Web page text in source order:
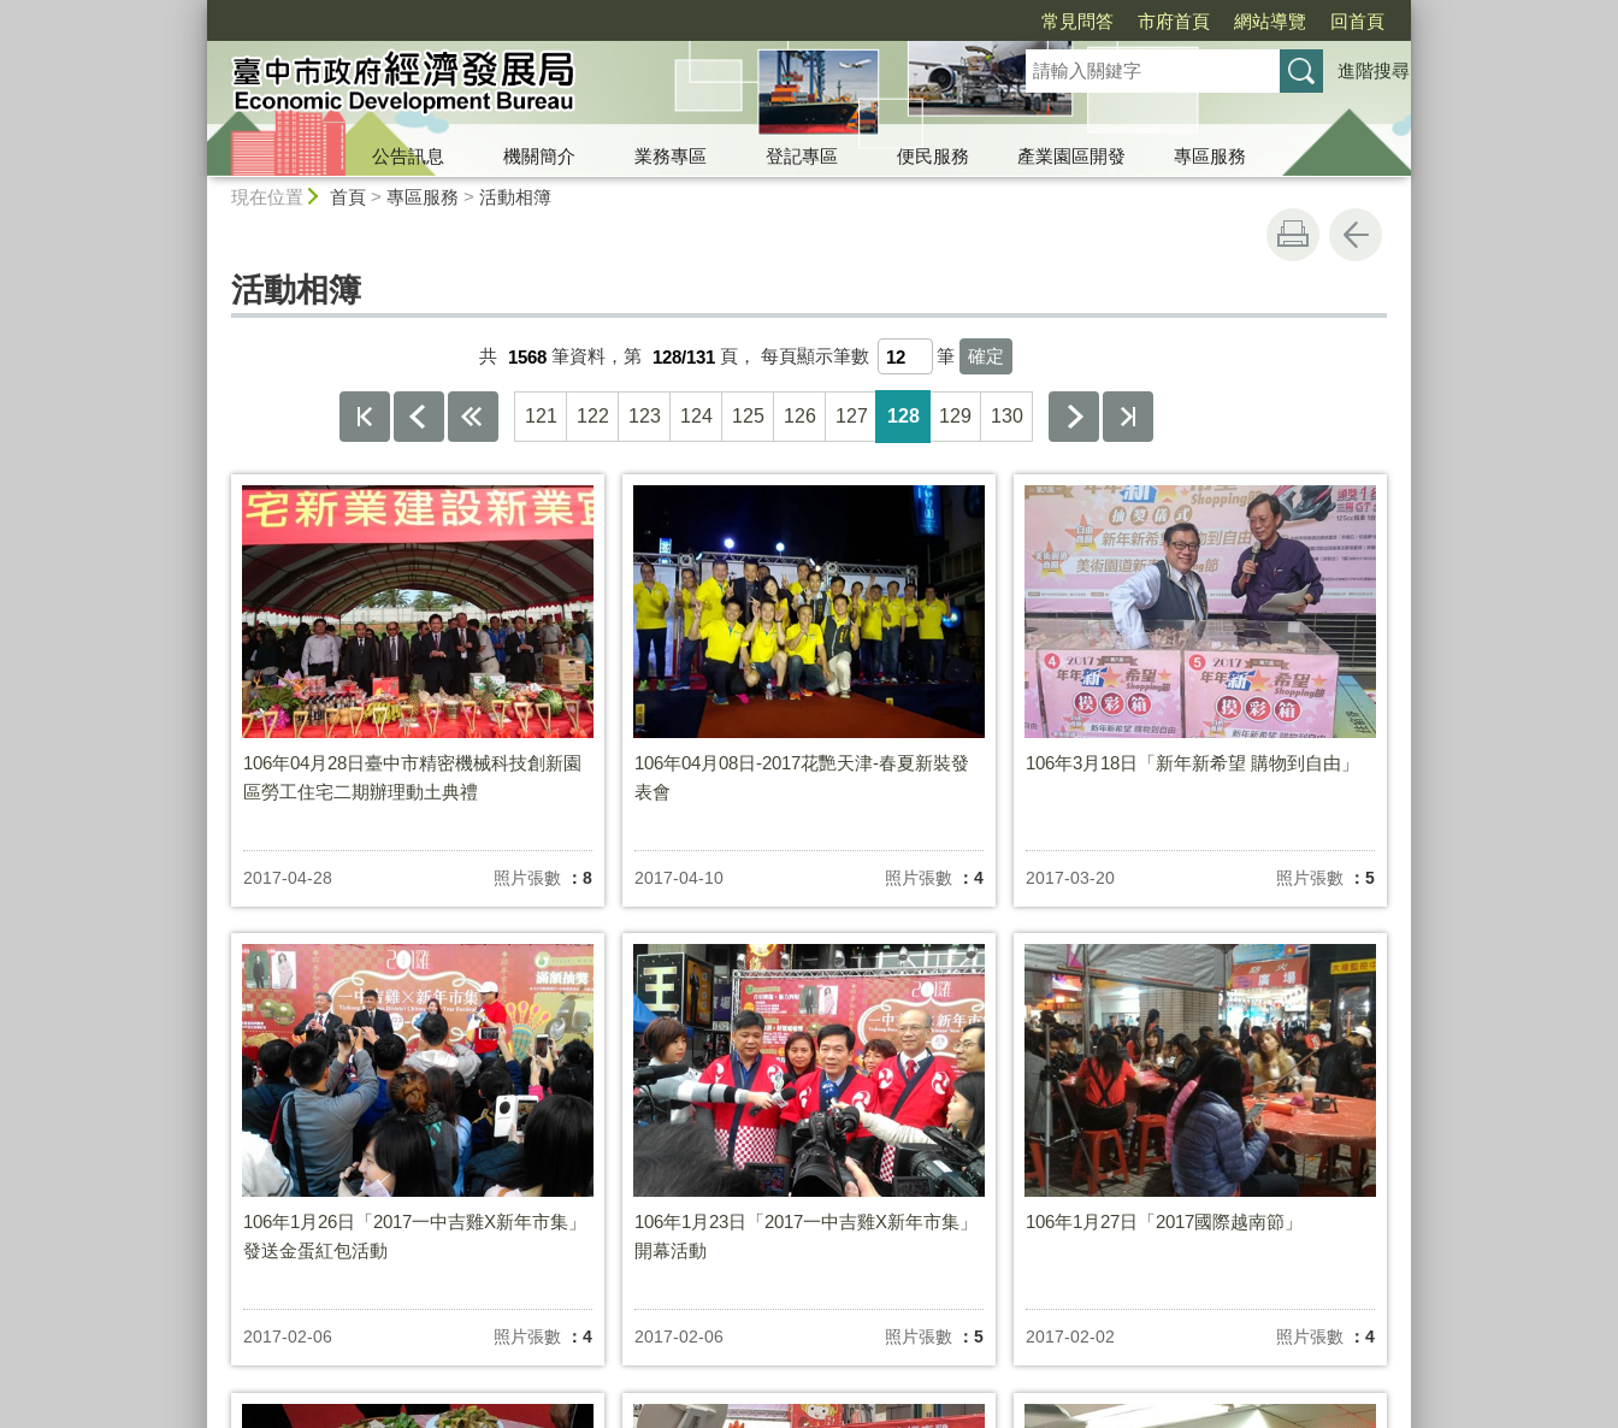
常見問答 市府首頁 網站導覽 回首頁
進階搜尋
公告訊息 機關簡介 業務專區 登記專區 便民服務 產業園區開發
專區服務
現在位置 首頁> 專區服務 > 活動相簿
活動相簿
共 1568 筆資料，第 128/131 頁， 每頁顯示筆數 筆
121 122 123 124 125 126 127 128 129 130
106年04月28日臺中市精密機械科技創新園
區勞工住宅二期辦理動土典禮
2017-04-28 照片張數 ：8
106年04月08日-2017花艷天津-春夏新裝發
表會
2017-04-10 照片張數 ：4
106年3月18日「新年新希望 購物到自由」
2017-03-20 照片張數 ：5
106年1月26日「2017一中吉雞X新年市集」
發送金蛋紅包活動
2017-02-06 照片張數 ：4
106年1月23日「2017一中吉雞X新年市集」
開幕活動
2017-02-06 照片張數 ：5
106年1月27日「2017國際越南節」
2017-02-02 照片張數 ：4